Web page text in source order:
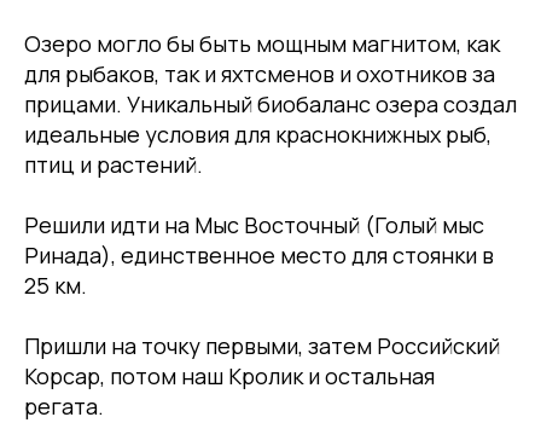
Озеро могло бы быть мощным магнитом, как
для рыбаков, так и яхтсменов и охотников за
прицами. Уникальный биобаланс озера создал
идеальные условия для краснокнижных рыб,
птиц и растений.
Решили идти на Мыс Восточный (Голый мыс
Ринада), единственное место для стоянки в
25 км.
Пришли на точку первыми, затем Российский
Корсар, потом наш Кролик и остальная
регата.